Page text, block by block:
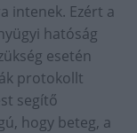
intenek. Ezért a
hatóság
esetén
protokollt
segítő
hogy beteg, a